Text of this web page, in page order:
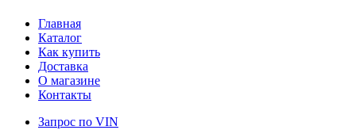
Главная
Каталог
Как купить
Доставка
О магазине
Контакты
Запрос по VIN